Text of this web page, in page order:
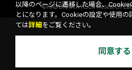
©KADOKAWA ASCII Research
以降のページに遷移した場合、Cookie
とになります。Cookieの設定や使用
ては詳細 をご覧ください。
同意する